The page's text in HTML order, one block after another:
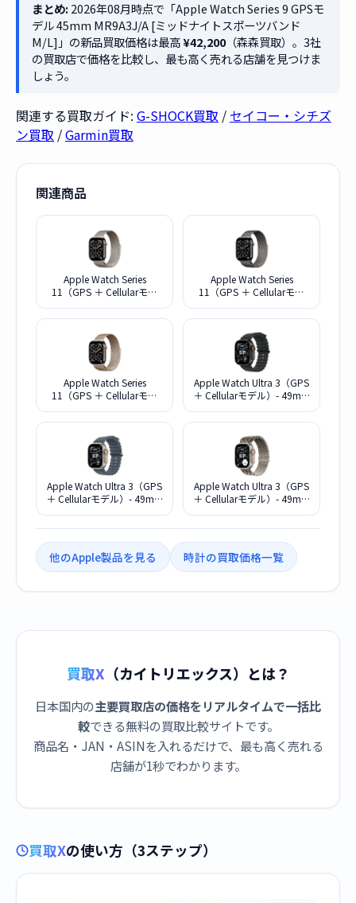
まとめ:2026年08月時点で「Apple Watch Series 9 GPSモ
デル 45mm MR9A3J/A [ミッドナイトスポーツバンド
M/L]」の新品買取価格は最高¥42,200（森森買取）。3社
の買取店で価格を比較し、最も高く売れる店舗を見つけま
しょう。
関連する買取ガイド: G-SHOCK買取 / セイコー・シチズ
ン買取 /Garmin買取
関連商品
Apple Watch Series
11（GPS ＋ Cellularモデ
タニウムケースとナチュラ
MFCY4J/A
Apple Watch Series
11（GPS ＋ Cellularモデ
ニウムケースとスレートミ
ラネーゼループ - S/M
MFD34J/A
Apple Watch Series
11（GPS ＋ Cellularモデ
ニウムケースとゴールドミ
ラネーゼループ - S/M
MFD74J/A
Apple Watch Ultra 3（GPS
＋ Cellularモデル）- 49mm
とブラックオーシャンバン
ド MF0J4J/A
Apple Watch Ultra 3（GPS
＋ Cellularモデル）- 49mm
Apple Watch Ultra 3（GPS
＋ Cellularモデル）- 49mm
MF0E4J/A
他のApple製品を見る 時計の買取価格一覧
買取X （カイトリエックス）とは？
日本国内の主要買取店の価格をリアルタイムで一括比
較できる無料の買取比較サイトです。
商品名・JAN・ASINを入れるだけで、最も高く売れる
店舗が1秒でわかります。
買取Xの使い方（3ステップ）